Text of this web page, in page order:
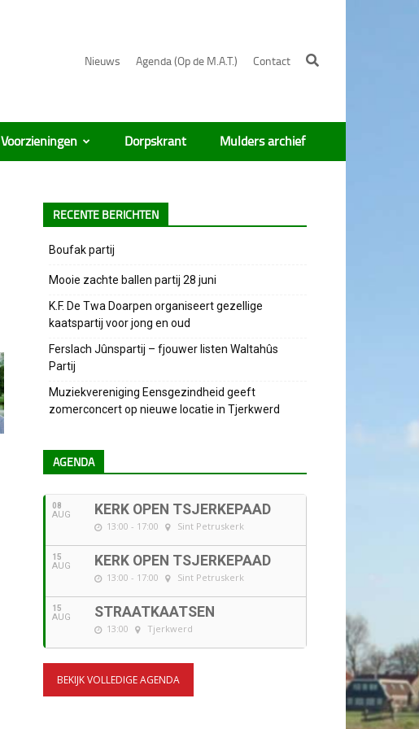
Nieuws Agenda (Op de M.A.T.) Contact
Voorzieningen Dorpskrant Mulders archief
RECENTE BERICHTEN
Boufak partij
Mooie zachte ballen partij 28 juni
K.F. De Twa Doarpen organiseert gezellige
kaatspartij voor jong en oud
Ferslach Jûnspartij – fjouwer listen Waltahûs
Partij
Muziekvereniging Eensgezindheid geeft
zomerconcert op nieuwe locatie in Tjerkwerd
AGENDA
08
AUG KERK OPEN TSJERKEPAAD
13:00 - 17:00 Sint Petruskerk
15
AUG KERK OPEN TSJERKEPAAD
13:00 - 17:00 Sint Petruskerk
15
AUG STRAATKAATSEN
13:00 Tjerkwerd
BEKIJK VOLLEDIGE AGENDA